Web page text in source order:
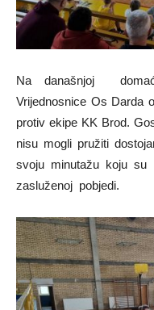
Na današnjoj
Vrijednosnice Os Darda
protiv ekipe KK Brod.
nisu mogli pružiti
svoju minutažu koju su
zasluženoj pobjedi.